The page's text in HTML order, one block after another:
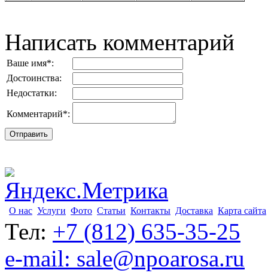
Написать комментарий
Ваше имя*:
Достоинства:
Недостатки:
Комментарий*:
О нас Услуги Фото Статьи Контакты Доставка Карта сайта
Тел: +7 (812) 635-35-25
e-mail: sale@npoarosa.ru